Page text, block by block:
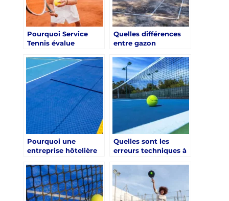
Pourquoi Service
Tennis évalue
naturelle du terrain
avant une renovation
court de tennis Aix-
en-Provence
Quelles différences
entre gazon
pour une
construction court
de tennis à Angers ?
Pourquoi une
entreprise hôtelière
construction court
de tennis le havre ?
Quelles sont les
erreurs techniques à
construction court
de tennis Nice ?